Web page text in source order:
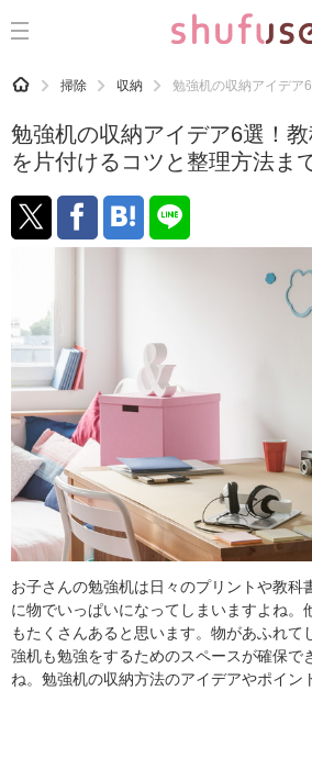
CATEGORY 記事カテゴリ
運気
洗濯
生活の知恵
掃除
マナー
趣味
食材辞典
おすすめ
HOME 掃除 収納 勉強机の収納アイデア
勉強机の収納アイデア6選！
を片付けるコツと整理方法ま
お子さんの勉強机は日々のプリントや教科
に物でいっぱいになってしまいますよね。
もたくさんあると思います。物があふれて
強机も勉強をするためのスペースが確保で
ね。勉強机の収納方法のアイデアやポイン